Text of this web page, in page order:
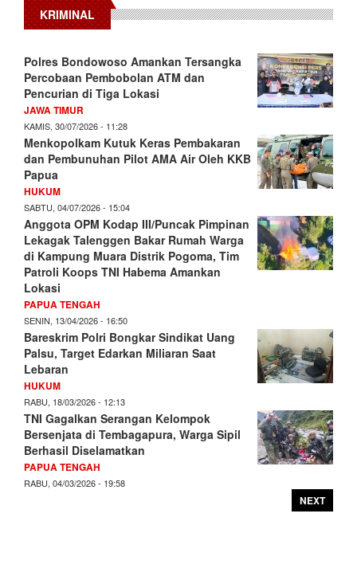
KRIMINAL
Polres Bondowoso Amankan Tersangka
Percobaan Pembobolan ATM dan
Pencurian di Tiga Lokasi
JAWA TIMUR
KAMIS, 30/07/2026 - 11:28
Menkopolkam Kutuk Keras Pembakaran
dan Pembunuhan Pilot AMA Air Oleh KKB
Papua
HUKUM
SABTU, 04/07/2026 - 15:04
Anggota OPM Kodap III/Puncak Pimpinan
Lekagak Talenggen Bakar Rumah Warga
di Kampung Muara Distrik Pogoma, Tim
Patroli Koops TNI Habema Amankan
Lokasi
PAPUA TENGAH
SENIN, 13/04/2026 - 16:50
Bareskrim Polri Bongkar Sindikat Uang
Palsu, Target Edarkan Miliaran Saat
Lebaran
HUKUM
RABU, 18/03/2026 - 12:13
TNI Gagalkan Serangan Kelompok
Bersenjata di Tembagapura, Warga Sipil
Berhasil Diselamatkan
PAPUA TENGAH
RABU, 04/03/2026 - 19:58
NEXT